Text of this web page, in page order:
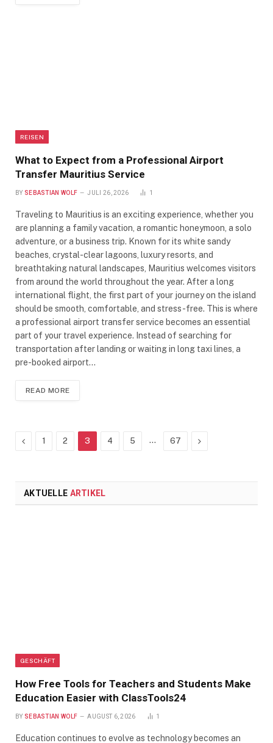
REISEN
What to Expect from a Professional Airport
Transfer Mauritius Service
BY SEBASTIAN WOLF JULI 26, 2026 1
Traveling to Mauritius is an exciting experience, whether you
are planning a family vacation, a romantic honeymoon, a solo
adventure, or a business trip. Known for its white sandy
beaches, crystal-clear lagoons, luxury resorts, and
breathtaking natural landscapes, Mauritius welcomes visitors
from around the world throughout the year. After a long
international flight, the first part of your journey on the island
should be smooth, comfortable, and stress-free. This is where
a professional airport transfer service becomes an essential
part of your travel experience. Instead of searching for
transportation after landing or waiting in long taxi lines, a
pre-booked airport…
READ MORE
Previous
1 2 3 4 5 … 67 Next
AKTUELLE ARTIKEL
GESCHÄFT
How Free Tools for Teachers and Students Make
Education Easier with ClassTools24
BY SEBASTIAN WOLF AUGUST 6, 2026 1
Education continues to evolve as technology becomes an